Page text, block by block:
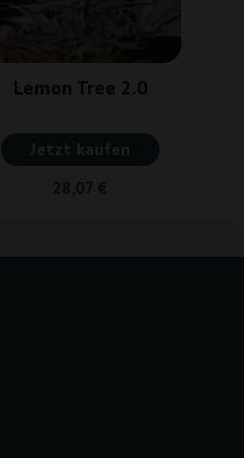
Lemon Tree 2.0
Jetzt kaufen
28,07 €